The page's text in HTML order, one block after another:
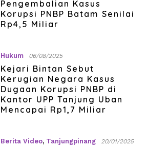
Pengembalian Kasus
Korupsi PNBP Batam Senilai
Rp4,5 Miliar
Hukum 06/08/2025
Kejari Bintan Sebut
Kerugian Negara Kasus
Dugaan Korupsi PNBP di
Kantor UPP Tanjung Uban
Mencapai Rp1,7 Miliar
Berita Video, Tanjungpinang 20/01/2025